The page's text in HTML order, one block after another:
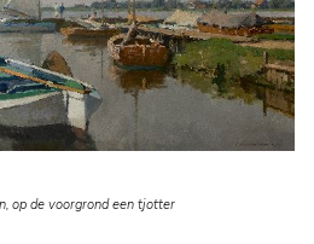
op de voorgrond een tjotter